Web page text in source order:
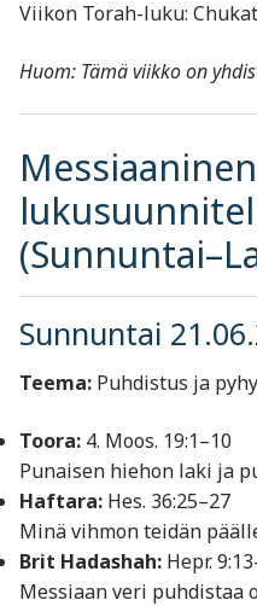
Viikon Torah-luku:
Huom: Tämä viikko on
Messiaaninen
Sunnuntai
Teema: Puhdistus ja
Toora: 4. Moos. 19:1–10
Punaisen hiehon laki ja
Haftara: Hes. 36:25–27
Minä vihmon teidän
Brit Hadashah: Hepr.
Messiaan veri puhdistaa